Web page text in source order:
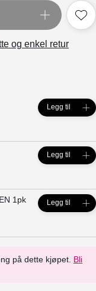
og enkel retur
på dette kjøpet. Bli
Legg til
Legg til
1pk Legg til